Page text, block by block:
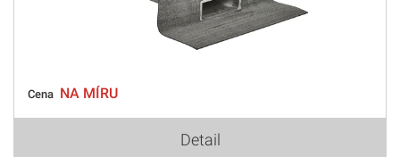
Cena NA MÍRU
Detail